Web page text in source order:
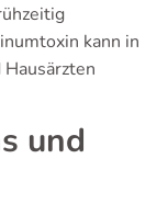
kann in
und